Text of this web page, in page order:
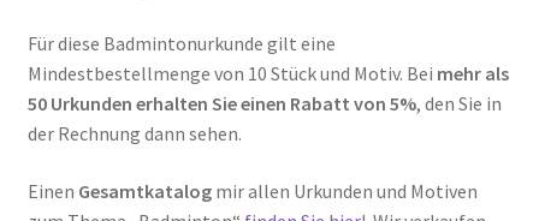
Für diese Badmintonurkunde gilt eine
Mindestbestellmenge von 10 Stück und Motiv. Bei mehr als
50 Urkunden erhalten Sie einen Rabatt von 5%, den Sie in
der Rechnung dann sehen.
Einen Gesamtkatalogmir allen Urkunden und Motiven